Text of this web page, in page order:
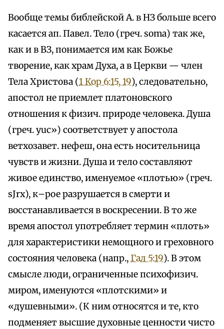
Вообще темы библейской А. в НЗ больше всего
касается ап. Павел. Тело (греч. sоma) так же,
как и в ВЗ, понимается им как Божье
творение, как храм Духа, а в Церкви — член
Тела Христова (1 Кор 6:15, 19), следовательно,
апостол не приемлет платоновского
отношения к физич. природе человека. Душа
(греч. yuc») соответствует у апостола
ветхозавет. нефеш, она есть носительница
чувств и жизни. Душа и тело составляют
живое единство, именуемое «плотью» (греч.
sЈrx), к–рое разрушается в смерти и
восстанавливается в воскресении. В то же
время апостол употребляет термин «плоть»
для характеристики немощного и греховного
состояния человека (напр.,Гал 5:19). В этом
смысле люди, ограниченные психофизич.
миром, именуются «плотскими» и
«душевными». (К ним относятся и те, кто
подменяет высшие духовные ценности чисто